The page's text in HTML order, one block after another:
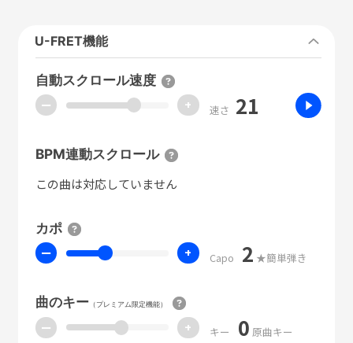
U-FRET機能
自動スクロール速度
ー + 速さ 21
BPM連動スクロール
この曲は対応していません
カポ
ー + Capo 2 ★簡単弾き
曲のキー（プレミアム限定機能）
ー + キー 0 原曲キー